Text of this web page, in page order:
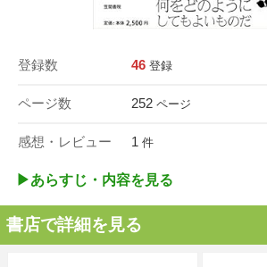
登録数 46 登録
ページ数 252 ページ
感想・レビュー 1 件
▶︎あらすじ・内容を見る
書店で詳細を見る